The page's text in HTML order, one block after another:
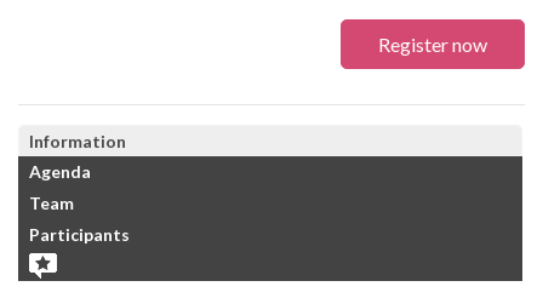
Register now
Information
Agenda
Team
Participants